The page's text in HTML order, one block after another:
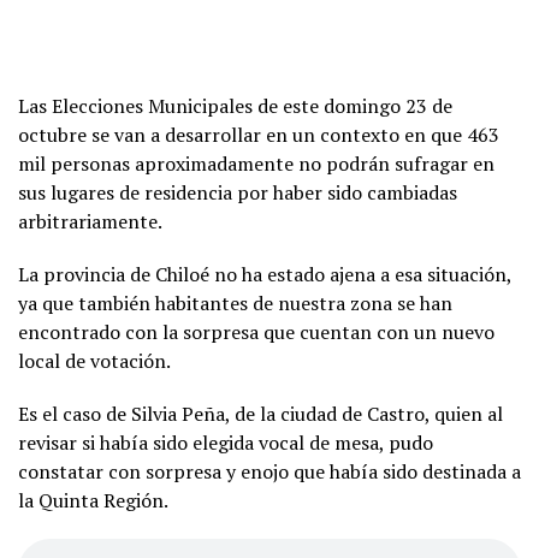
Las Elecciones Municipales de este domingo 23 de
octubre se van a desarrollar en un contexto en que 463
mil personas aproximadamente no podrán sufragar en
sus lugares de residencia por haber sido cambiadas
arbitrariamente.
La provincia de Chiloé no ha estado ajena a esa situación,
ya que también habitantes de nuestra zona se han
encontrado con la sorpresa que cuentan con un nuevo
local de votación.
Es el caso de Silvia Peña, de la ciudad de Castro, quien al
revisar si había sido elegida vocal de mesa, pudo
constatar con sorpresa y enojo que había sido destinada a
la Quinta Región.